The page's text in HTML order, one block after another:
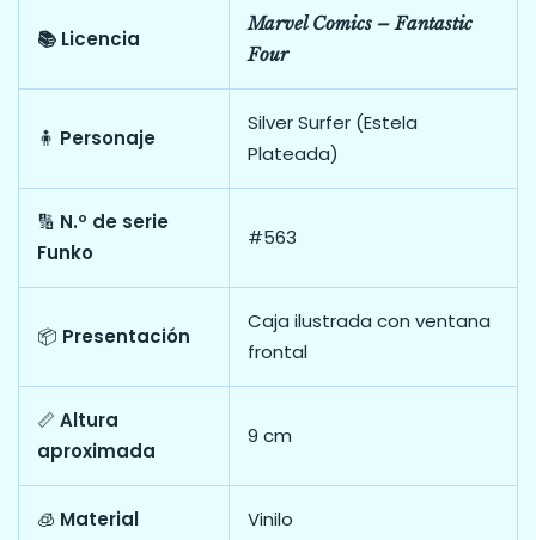
📚 Licencia
Marvel Comics – Fantastic
Four
🧍 Personaje
Silver Surfer (Estela
Plateada)
🔢 N.º de serie
Funko
#563
📦 Presentación
Caja ilustrada con ventana
frontal
📏 Altura
aproximada
9 cm
🧊 Material Vinilo